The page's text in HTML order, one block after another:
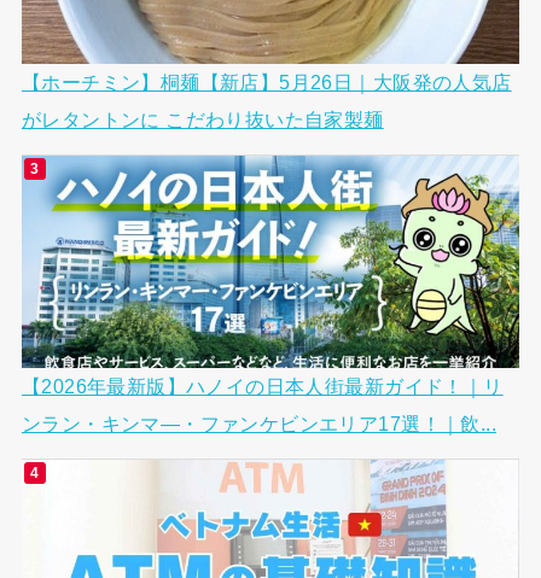
【ホーチミン】桐麺【新店】5月26日｜大阪発の人気店
がレタントンに こだわり抜いた自家製麺
【2026年最新版】ハノイの日本人街最新ガイド！｜リ
ンラン・キンマ―・ファンケビンエリア17選！｜飲...